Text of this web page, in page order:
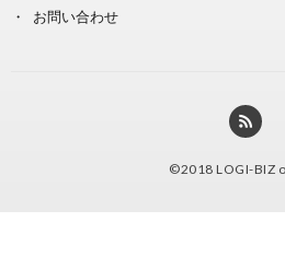
お問い合わせ
©2018 LOGI-BIZ